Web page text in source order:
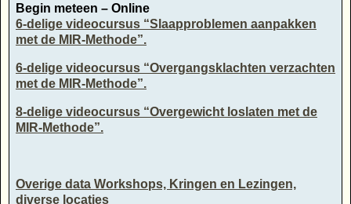
Begin meteen – Online
6-delige videocursus “Slaapproblemen aanpakken
met de MIR-Methode”.
6-delige videocursus “Overgangsklachten verzachten
met de MIR-Methode”.
8-delige videocursus “Overgewicht loslaten met de
MIR-Methode”.
Overige data Workshops, Kringen en Lezingen,
diverse locaties